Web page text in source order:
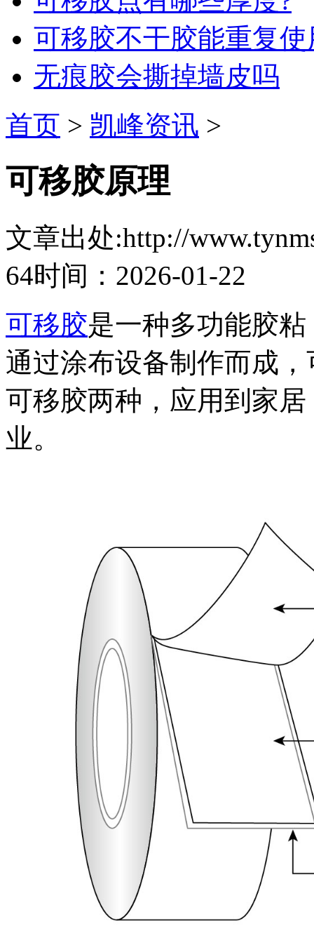
可移胶不干胶能重复
无痕胶会撕掉墙皮吗
首页 > 凯峰资讯 >
可移胶原理
文章出处:http://
64时间：2026-01-22
可移胶是一种多功能胶
通过涂布设备制作而成
可移胶两种，应用到家
业。